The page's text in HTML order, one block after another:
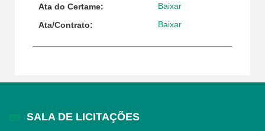
Ata do Certame: Baixar
Ata/Contrato: Baixar
SALA DE LICITAÇÕES